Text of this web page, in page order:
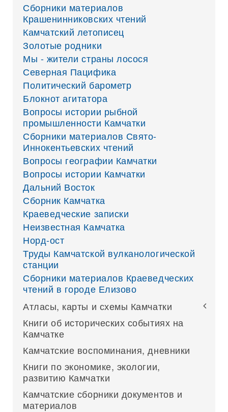
Сборники материалов
Крашенинниковских чтений
Камчатский летописец
Золотые родники
Мы - жители страны лосося
Северная Пацифика
Политический барометр
Блокнот агитатора
Вопросы истории рыбной
промышленности Камчатки
Сборники материалов Свято-
Иннокентьевских чтений
Вопросы географии Камчатки
Вопросы истории Камчатки
Дальний Восток
Сборник Камчатка
Краеведческие записки
Неизвестная Камчатка
Норд-ост
Труды Камчатской вулканологической
станции
Сборники материалов Краеведческих
чтений в городе Елизово
Атласы, карты и схемы Камчатки
Книги об исторических событиях на
Камчатке
Камчатские воспоминания, дневники
Книги по экономике, экологии,
развитию Камчатки
Камчатские сборники документов и
материалов